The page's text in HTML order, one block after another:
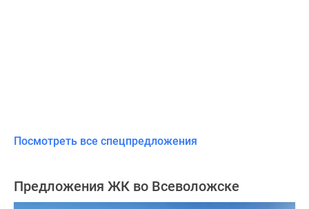
Посмотреть все спецпредложения
Предложения ЖК во Всеволожске